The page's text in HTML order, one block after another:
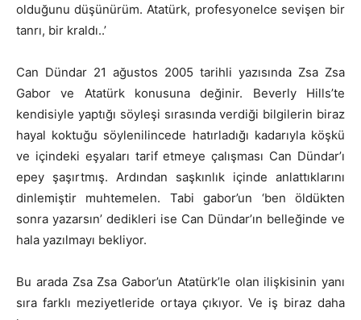
olduğunu düşünürüm. Atatürk, profesyonelce sevişen bir
tanrı, bir kraldı..’
Can Dündar 21 ağustos 2005 tarihli yazısında Zsa Zsa
Gabor ve Atatürk konusuna değinir. Beverly Hills’te
kendisiyle yaptığı söyleşi sırasında verdiği bilgilerin biraz
hayal koktuğu söylenilincede hatırladığı kadarıyla köşkü
ve içindeki eşyaları tarif etmeye çalışması Can Dündar’ı
epey şaşırtmış. Ardından saşkınlık içinde anlattıklarını
dinlemiştir muhtemelen. Tabi gabor’un ‘ben öldükten
sonra yazarsın’ dedikleri ise Can Dündar’ın belleğinde ve
hala yazılmayı bekliyor.
Bu arada Zsa Zsa Gabor’un Atatürk’le olan ilişkisinin yanı
sıra farklı meziyetleride ortaya çıkıyor. Ve iş biraz daha